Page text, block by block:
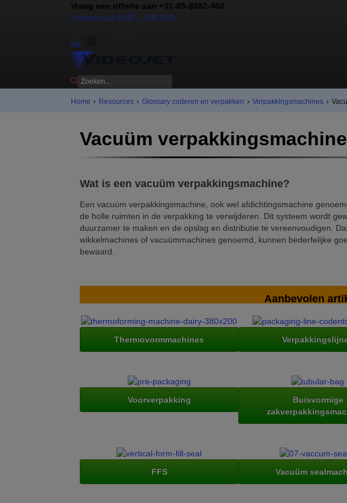
Vraag een offerte aan +31-85-8882-468
Onderhoud 0345 – 636 500
NL
Home › Resources › Glossary coderen en verpakken › Verpakkingsmachines ›
Vacuüm verpakkingsmachine
Wat is een vacuüm verpakkingsmachine?
Een vacuüm verpakkingsmachine, ook wel afdichtingsmachine
de holle ruimten in de verpakking te verwijderen. Dit systeem wordt
duurzamer te maken en de opslag en distributie te vereenvoudigen.
wikkelmachines of vacuümmachines genoemd, kunnen bederfelijke
bewaard.
Aanbevolen
Thermovormmachines
Voorverpakking
Buisvormige
FFS Vacuüm